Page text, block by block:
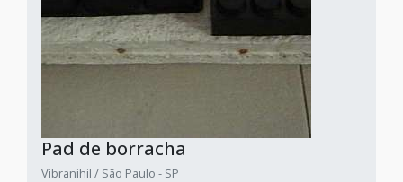
Pad de borracha
Vibranihil / São Paulo - SP